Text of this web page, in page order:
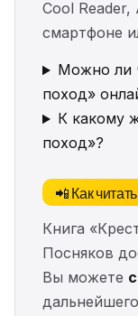
Cool Reader,
смартфоне
Можно ли
поход»
К какому
поход»?
📲 Как
Книга
Посняков
Вы можете